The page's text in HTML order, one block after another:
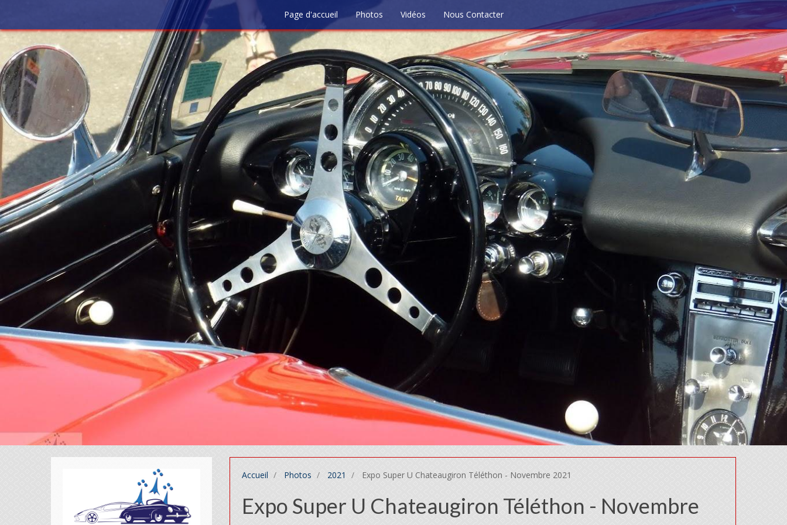
Page d'accueil Photos Vidéos Nous Contacter
Accueil Photos 2021 Expo Super U Chateaugiron Téléthon - Novembre 2021
Expo Super U Chateaugiron Téléthon - Novembre